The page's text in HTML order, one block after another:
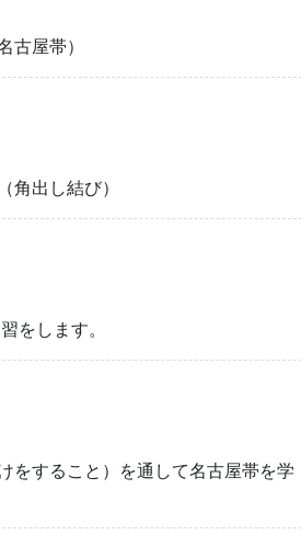
屋帯）
出し結び）
をします。
すること）を通して名古屋帯を学